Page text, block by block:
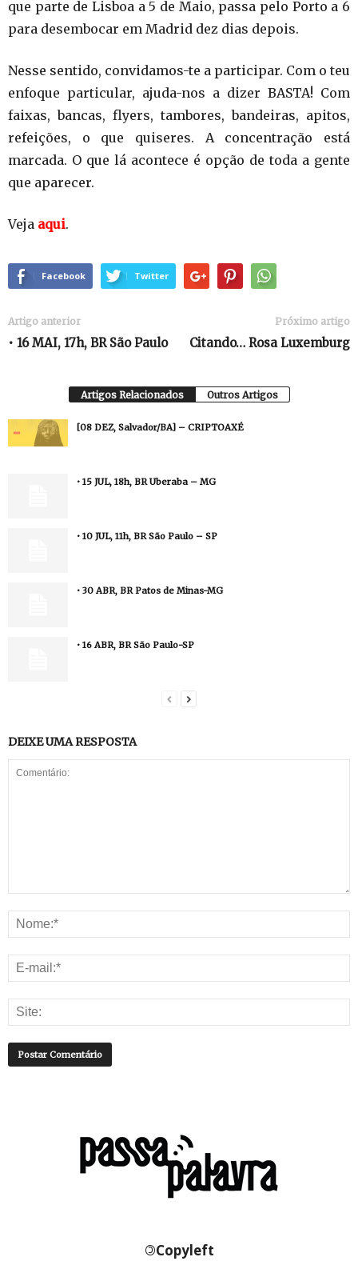
que parte de Lisboa a 5 de Maio, passa pelo Porto a 6
para desembocar em Madrid dez dias depois.
Nesse sentido, convidamos-te a participar. Com o teu
enfoque particular, ajuda-nos a dizer BASTA! Com
faixas, bancas, flyers, tambores, bandeiras, apitos,
refeições, o que quiseres. A concentração está
marcada. O que lá acontece é opção de toda a gente
que aparecer.
Veja aqui.
Facebook Twitter
Artigo anterior
• 16 MAI, 17h, BR São Paulo
Próximo artigo
Citando… Rosa Luxemburg
Artigos Relacionados Outros Artigos
[08 DEZ, Salvador/BA] – CRIPTOAXÉ
• 15 JUL, 18h, BR Uberaba – MG
• 10 JUL, 11h, BR São Paulo – SP
• 30 ABR, BR Patos de Minas-MG
• 16 ABR, BR São Paulo-SP
DEIXE UMA RESPOSTA
©Copyleft